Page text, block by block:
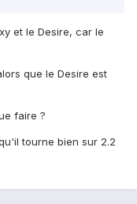
et le Desire, car le
que le Desire est
faire ?
tourne bien sur 2.2